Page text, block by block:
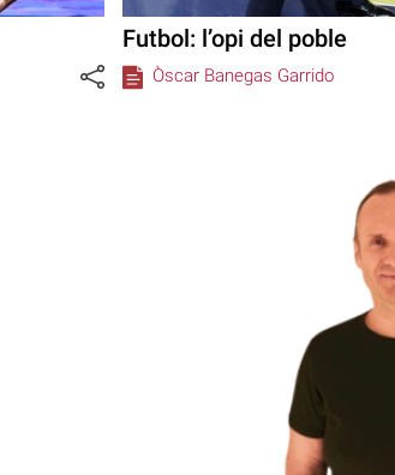
Futbol: l’opi del poble
Òscar Banegas Garrido